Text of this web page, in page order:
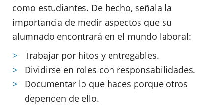
como estudiantes. De hecho, señala la
importancia de medir aspectos que su
alumnado encontrará en el mundo laboral:
Trabajar por hitos y entregables.
Dividirse en roles con responsabilidades.
Documentar lo que haces porque otros
dependen de ello.